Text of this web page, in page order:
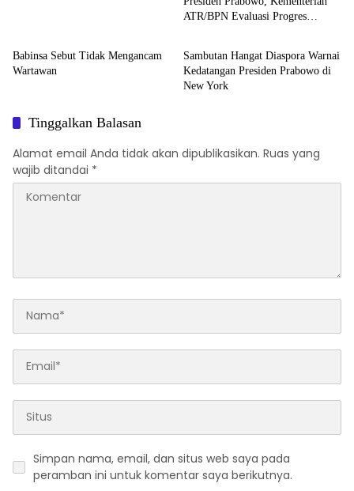
ATR/BPN Evaluasi Progres
Babinsa Sebut Tidak Mengancam
Wartawan
Politik & Pemerintahan
Sambutan Hangat Diaspora Warnai
Kedatangan Presiden Prabowo di
New York
Tinggalkan Balasan
Alamat email Anda tidak akan dipublikasikan. Ruas yang
wajib ditandai *
Simpan nama, email, dan situs web saya pada
peramban ini untuk komentar saya berikutnya.